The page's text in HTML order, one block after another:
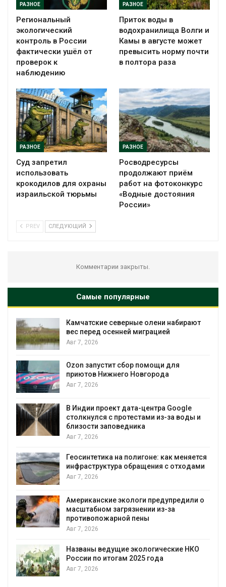
РАЗНОЕ
Региональный
экологический
контроль в России
фактически ушёл от
проверок к
наблюдению
РАЗНОЕ
Приток воды в
водохранилища Волги и
Камы в августе может
превысить норму почти
в полтора раза
РАЗНОЕ
Суд запретил
использовать
крокодилов для охраны
израильской тюрьмы
РАЗНОЕ
Росводресурсы
продолжают приём
работ на фотоконкурс
«Водные достояния
России»
PREV СЛЕДУЮЩИЙ
Комментарии закрыты.
Самые популярные
северные олени набирают
осенней миграцией
2026
запустит сбор помощи для
Нижнего Новгорода
2026
проект дата-центра Google
с протестами из-за воды и
заповедника
2026
на полигоне: как меняется
обращения с отходами
экологи предупредили о
загрязнении из-за
пены
2026
ведущие экологические НКО
по итогам 2025 года
2026
Тайфун,
воду
Авг 7, 2026
Авг 7, 2026
уборку
воды